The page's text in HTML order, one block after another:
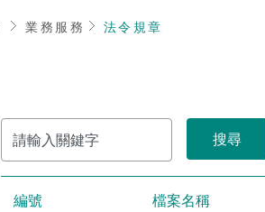
首頁業務服務 法令規章
請
輸
入
關
鍵
字編號 檔案名稱